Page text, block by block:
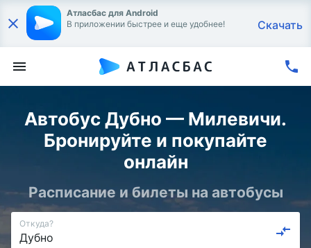
Атласбас для Android
В приложении быстрее и еще удобнее!
Скачать
Автобус Дубно — Милевичи.
Бронируйте и покупайте
онлайн
Расписание и билеты на автобусы
Откуда?